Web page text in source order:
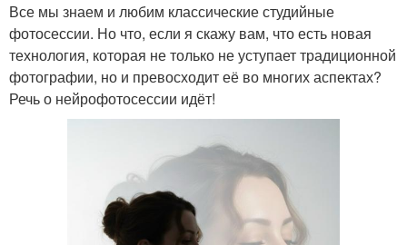
Все мы знаем и любим классические студийные
фотосессии. Но что, если я скажу вам, что есть новая
технология, которая не только не уступает традиционной
фотографии, но и превосходит её во многих аспектах?
Речь о нейрофотосессии идёт!